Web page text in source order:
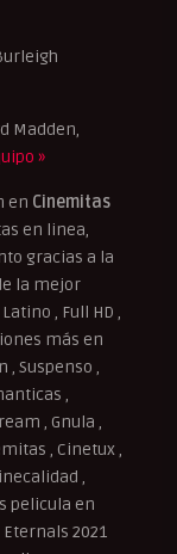
Madden,
»
en Cinemitas
en linea,
gracias a la
la mejor
, Full HD ,
más en
, Suspenso ,
,
, Gnula ,
, Cinetux ,
,
pelicula en
2021